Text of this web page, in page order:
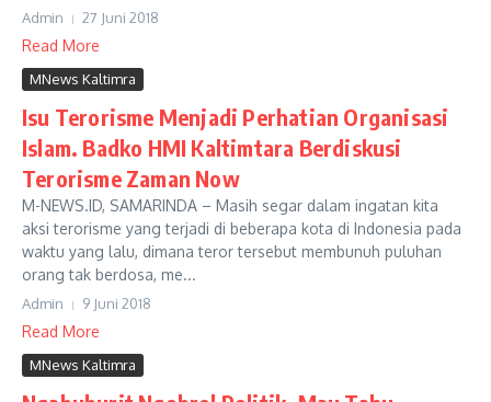
Admin 27 Juni 2018
Read More
MNews Kaltimra
Isu Terorisme Menjadi Perhatian Organisasi
Islam. Badko HMI Kaltimtara Berdiskusi
Terorisme Zaman Now
M-NEWS.ID, SAMARINDA – Masih segar dalam ingatan kita
aksi terorisme yang terjadi di beberapa kota di Indonesia pada
waktu yang lalu, dimana teror tersebut membunuh puluhan
orang tak berdosa, me...
Admin 9 Juni 2018
Read More
MNews Kaltimra